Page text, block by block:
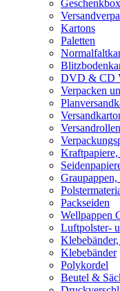
Kartons
Paletten
DVD & CD
Verpacken
Graupappen,
Packseiden
Wellpappen
Luftpolster-
Klebebänder
Polykordel
Beutel &